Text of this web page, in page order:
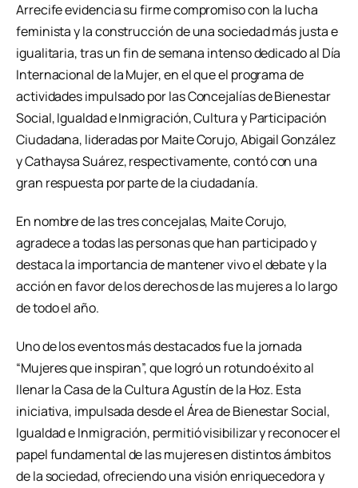
Arrecife evidencia su firme compromiso con la lucha
feminista y la construcción de una sociedad más justa e
igualitaria, tras un fin de semana intenso dedicado al Día
Internacional de la Mujer, en el que el programa de
actividades impulsado por las Concejalías de Bienestar
Social, Igualdad e Inmigración, Cultura y Participación
Ciudadana, lideradas por Maite Corujo, Abigail González
y Cathaysa Suárez, respectivamente, contó con una
gran respuesta por parte de la ciudadanía.
En nombre de las tres concejalas, Maite Corujo,
agradece a todas las personas que han participado y
destaca la importancia de mantener vivo el debate y la
acción en favor de los derechos de las mujeres a lo largo
de todo el año.
Uno de los eventos más destacados fue la jornada
“Mujeres que inspiran”, que logró un rotundo éxito al
llenar la Casa de la Cultura Agustín de la Hoz. Esta
iniciativa, impulsada desde el Área de Bienestar Social,
Igualdad e Inmigración, permitió visibilizar y reconocer el
papel fundamental de las mujeres en distintos ámbitos
de la sociedad, ofreciendo una visión enriquecedora y